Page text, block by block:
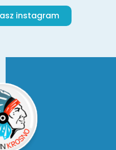
instagram